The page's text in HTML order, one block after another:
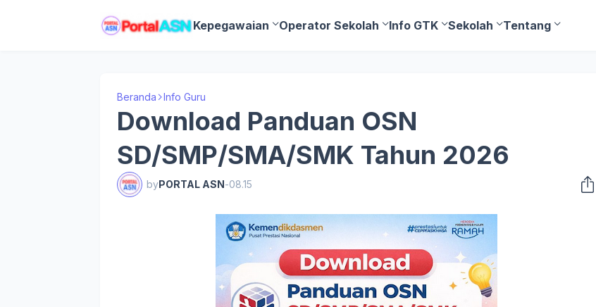
Kepegawaian Operator Sekolah Info GTK Sekolah Tentang
Beranda Info Guru
Download Panduan OSN
SD/SMP/SMA/SMK Tahun 2026
byPORTAL ASN-08.15